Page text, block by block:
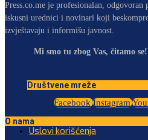
Press.co.me je profesionalan, odgovoran
iskusni urednici i novinari koji
izvještavaju i informišu javnost.
Mi smo tu zbog Vas, čitamo se!
Društvene mreže
Facebook Instagram
O nama
Uslovi korišćenja